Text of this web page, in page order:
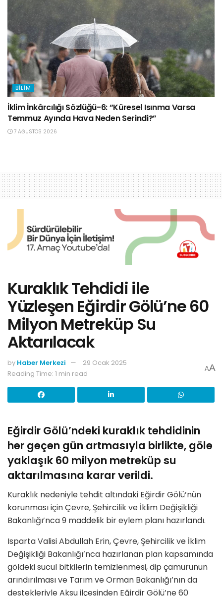
BILIM
İklim İnkârcılığı Sözlüğü-6: “Küresel Isınma Varsa
Temmuz Ayında Hava Neden Serindi?”
7 AĞUSTOS 2026
Kuraklık Tehdidi ile
Yüzleşen Eğirdir Gölü’ne 60
Milyon Metreküp Su
Aktarılacak
by Haber Merkezi
29 Ocak 2025
Reading Time: 1 min read
AA
Eğirdir Gölü’ndeki kuraklık tehdidinin
her geçen gün artmasıyla birlikte, göle
yaklaşık 60 milyon metreküp su
aktarılmasına karar verildi.
Kuraklık nedeniyle tehdit altındaki Eğirdir Gölü’nün
korunması için Çevre, Şehircilik ve İklim Değişikliği
Bakanlığı’nca 9 maddelik bir eylem planı hazırlandı.
Isparta Valisi Abdullah Erin, Çevre, Şehircilik ve İklim
Değişikliği Bakanlığı’nca hazırlanan plan kapsamında
göldeki sucul bitkilerin temizlenmesi, dip çamurunun
arındırılması ve Tarım ve Orman Bakanlığı’nın da
destekleriyle Aksu ilçesinden Eğirdir Gölü’ne 60